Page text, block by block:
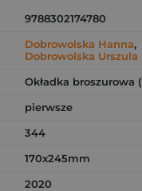
9788302174780
Dobrowolska Hanna,
Dobrowolska Urszula
Okładka broszurowa
pierwsze
344
170x245mm
2020